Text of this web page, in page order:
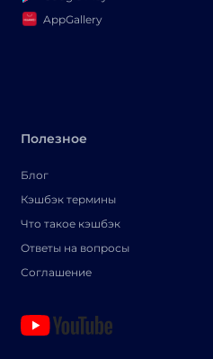
AppGallery
Полезное
Блог
Кэшбэк термины
Что такое кэшбэк
Ответы на вопросы
Соглашение